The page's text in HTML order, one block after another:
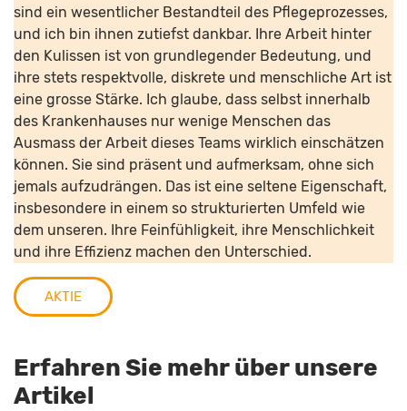
AKTIE
sind ein wesentlicher Bestandteil des Pflegeprozesses,
und ich bin ihnen zutiefst dankbar. Ihre Arbeit hinter
den Kulissen ist von grundlegender Bedeutung, und
ihre stets respektvolle, diskrete und menschliche Art ist
eine grosse Stärke. Ich glaube, dass selbst innerhalb
des Krankenhauses nur wenige Menschen das
Ausmass der Arbeit dieses Teams wirklich einschätzen
können. Sie sind präsent und aufmerksam, ohne sich
jemals aufzudrängen. Das ist eine seltene Eigenschaft,
insbesondere in einem so strukturierten Umfeld wie
dem unseren. Ihre Feinfühligkeit, ihre Menschlichkeit
und ihre Effizienz machen den Unterschied.
Erfahren Sie mehr über unsere
Artikel